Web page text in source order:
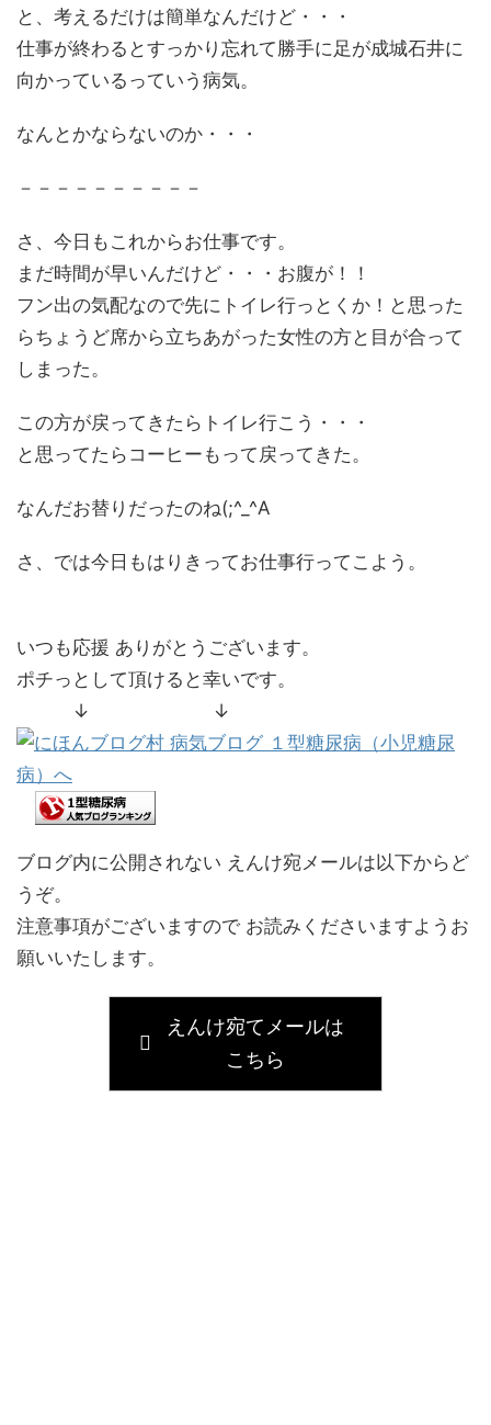
と、考えるだけは簡単なんだけど・・・
仕事が終わるとすっかり忘れて勝手に足が成城石井に
向かっているっていう病気。
なんとかならないのか・・・
－－－－－－－－－－
さ、今日もこれからお仕事です。
まだ時間が早いんだけど・・・お腹が！！
フン出の気配なので先にトイレ行っとくか！と思った
らちょうど席から立ちあがった女性の方と目が合って
しまった。
この方が戻ってきたらトイレ行こう・・・
と思ってたらコーヒーもって戻ってきた。
なんだお替りだったのね(;^_^A
さ、では今日もはりきってお仕事行ってこよう。
いつも応援 ありがとうございます。
ポチっとして頂けると幸いです。
↓ ↓
ブログ内に公開されない えんけ宛メールは以下からど
うぞ。
注意事項がございますので お読みくださいますようお
願いいたします。
えんけ宛てメールは
こちら